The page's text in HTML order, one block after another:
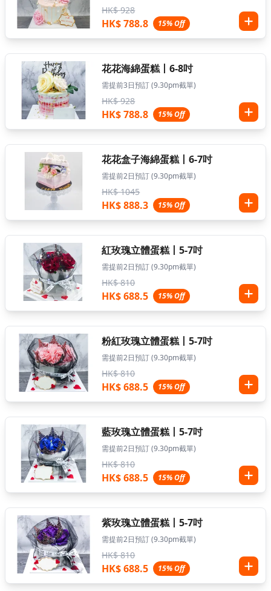
HK$ 928
HK$ 788.8 15% Off
花花海綿蛋糕丨6-8吋
需提前3日預訂 (9.30pm截單)
HK$ 928
HK$ 788.8 15% Off
花花盒子海綿蛋糕丨6-7吋
需提前2日預訂 (9.30pm截單)
HK$ 1045
HK$ 888.3 15% Off
紅玫瑰立體蛋糕丨5-7吋
需提前2日預訂 (9.30pm截單)
HK$ 810
HK$ 688.5 15% Off
粉紅玫瑰立體蛋糕丨5-7吋
需提前2日預訂 (9.30pm截單)
HK$ 810
HK$ 688.5 15% Off
藍玫瑰立體蛋糕丨5-7吋
需提前2日預訂 (9.30pm截單)
HK$ 810
HK$ 688.5 15% Off
紫玫瑰立體蛋糕丨5-7吋
需提前2日預訂 (9.30pm截單)
HK$ 810
HK$ 688.5 15% Off